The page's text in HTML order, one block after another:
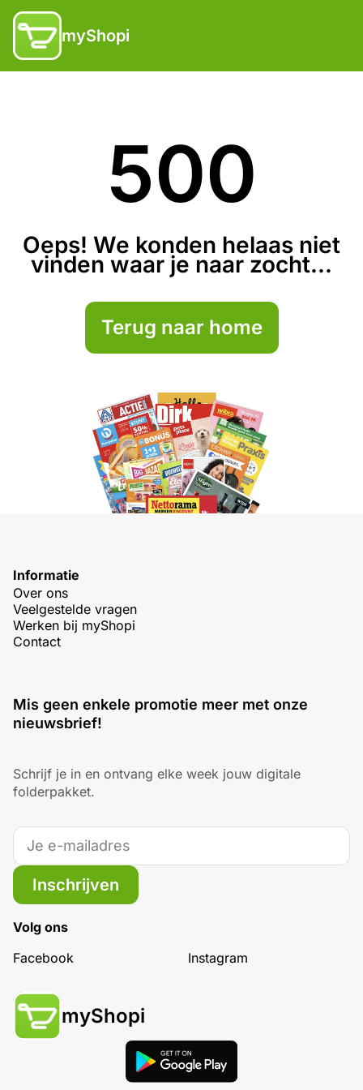
myShopi
500
Oeps! We konden helaas niet
vinden waar je naar zocht...
Terug naar home
Informatie
Over ons
Veelgestelde vragen
Werken bij myShopi
Contact
Mis geen enkele promotie meer met onze
nieuwsbrief!
Schrijf je in en ontvang elke week jouw digitale
folderpakket.
Inschrijven
Volg ons
Facebook
Instagram
myShopi